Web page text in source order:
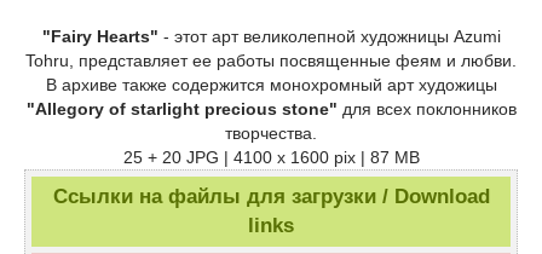
"Fairy Hearts" - этот арт великолепной художницы Azumi
Tohru, представляет ее работы посвященные феям и любви.
В архиве также содержится монохромный арт художицы
"Allegory of starlight precious stone" для всех поклонников
творчества.
25 + 20 JPG | 4100 x 1600 pix | 87 MB
Ссылки на файлы для загрузки / Download
links